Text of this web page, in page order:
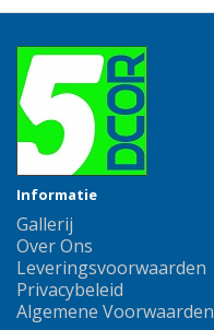
Informatie
Gallerij
Over Ons
Leveringsvoorwaarden
Privacybeleid
Algemene Voorwaarden